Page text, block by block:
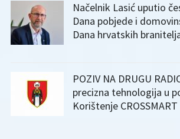
Načelnik Lasić uputio
Dana pobjede i
Dana hrvatskih
POZIV NA DRUGU
precizna tehnologija u
Korištenje